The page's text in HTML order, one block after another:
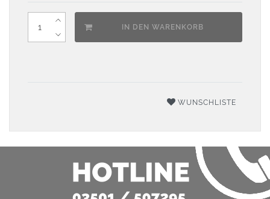
IN DEN WARENKORB
WUNSCHLISTE